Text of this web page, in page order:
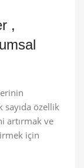
,
sayıda özellik
artırmak ve
için